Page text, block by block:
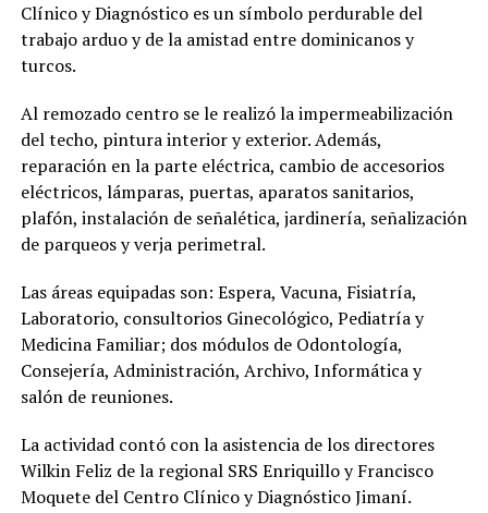
Clínico y Diagnóstico es un símbolo perdurable del
trabajo arduo y de la amistad entre dominicanos y
turcos.
Al remozado centro se le realizó la impermeabilización
del techo, pintura interior y exterior. Además,
reparación en la parte eléctrica, cambio de accesorios
eléctricos, lámparas, puertas, aparatos sanitarios,
plafón, instalación de señalética, jardinería, señalización
de parqueos y verja perimetral.
Las áreas equipadas son: Espera, Vacuna, Fisiatría,
Laboratorio, consultorios Ginecológico, Pediatría y
Medicina Familiar; dos módulos de Odontología,
Consejería, Administración, Archivo, Informática y
salón de reuniones.
La actividad contó con la asistencia de los directores
Wilkin Feliz de la regional SRS Enriquillo y Francisco
Moquete del Centro Clínico y Diagnóstico Jimaní.